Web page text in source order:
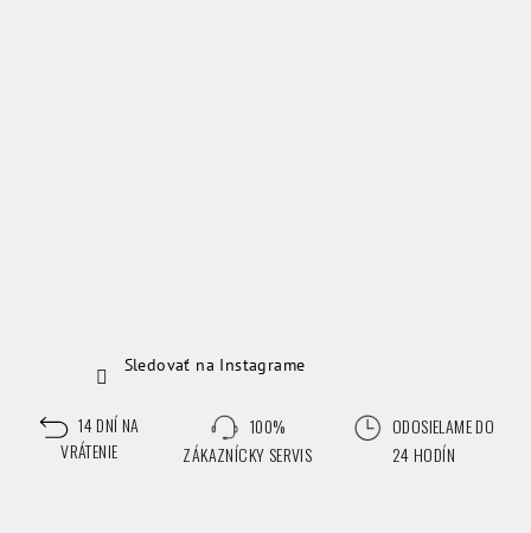
Sledovať na Instagrame
14 DNÍ NA
VRÁTENIE
100%
ZÁKAZNÍCKY SERVIS
ODOSIELAME DO
24 HODÍN